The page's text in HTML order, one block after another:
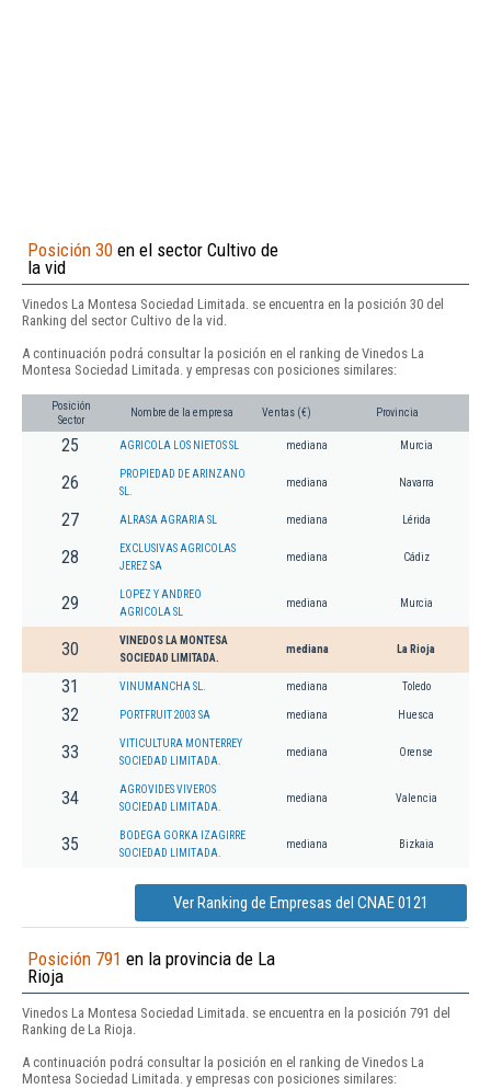
Posición 30 en el sector Cultivo de
la vid
Vinedos La Montesa Sociedad Limitada. se encuentra en la posición 30 del
Ranking del sector Cultivo de la vid.
A continuación podrá consultar la posición en el ranking de Vinedos La
Montesa Sociedad Limitada. y empresas con posiciones similares:
Posición
Sector
Nombre de la empresa Ventas (€) Provincia
25 AGRICOLA LOS NIETOS SL mediana Murcia
26
PROPIEDAD DE ARINZANO
SL.
mediana Navarra
27 ALRASA AGRARIA SL mediana Lérida
28
EXCLUSIVAS AGRICOLAS
JEREZ SA
mediana Cádiz
29
LOPEZ Y ANDREO
AGRICOLA SL
mediana Murcia
30
VINEDOS LA MONTESA
SOCIEDAD LIMITADA.
mediana La Rioja
31 VINUMANCHA SL. mediana Toledo
32 PORTFRUIT 2003 SA mediana Huesca
33
VITICULTURA MONTERREY
SOCIEDAD LIMITADA.
mediana Orense
34
AGROVIDES VIVEROS
SOCIEDAD LIMITADA.
mediana Valencia
35
BODEGA GORKA IZAGIRRE
SOCIEDAD LIMITADA.
mediana Bizkaia
Ver Ranking de Empresas del CNAE 0121
Posición 791 en la provincia de La
Rioja
Vinedos La Montesa Sociedad Limitada. se encuentra en la posición 791 del
Ranking de La Rioja.
A continuación podrá consultar la posición en el ranking de Vinedos La
Montesa Sociedad Limitada. y empresas con posiciones similares: